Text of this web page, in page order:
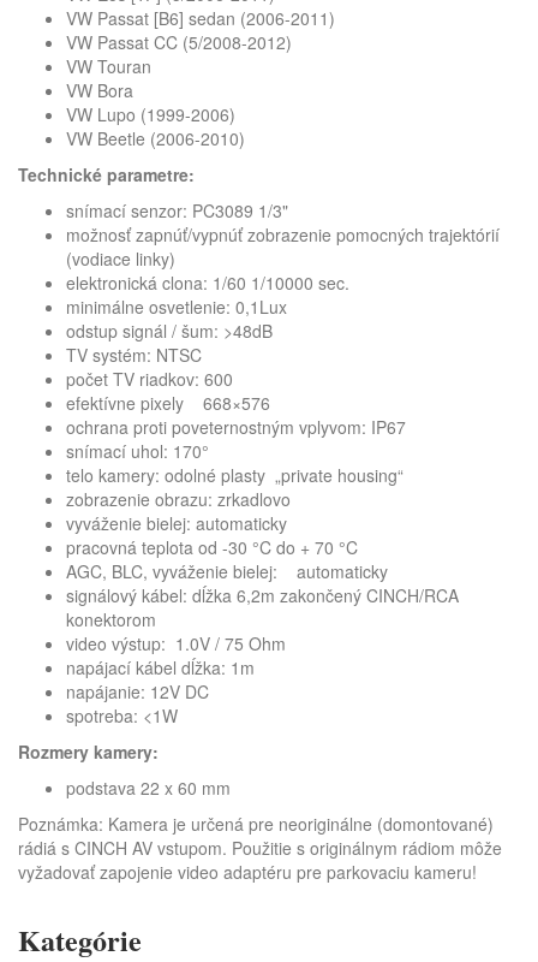
VW Passat [B6] sedan (2006-2011)
VW Passat CC (5/2008-2012)
VW Touran
VW Bora
VW Lupo (1999-2006)
VW Beetle (2006-2010)
Technické parametre:
snímací senzor: PC3089 1/3"
možnosť zapnúť/vypnúť zobrazenie pomocných trajektórií
(vodiace linky)
elektronická clona: 1/60 1/10000 sec.
minimálne osvetlenie: 0,1Lux
odstup signál / šum: >48dB
TV systém: NTSC
počet TV riadkov: 600
efektívne pixely 668×576
ochrana proti poveternostným vplyvom: IP67
snímací uhol: 170°
telo kamery: odolné plasty „private housing“
zobrazenie obrazu: zrkadlovo
vyváženie bielej: automaticky
pracovná teplota od -30 °C do + 70 °C
AGC, BLC, vyváženie bielej: automaticky
signálový kábel: dĺžka 6,2m zakončený CINCH/RCA
konektorom
video výstup: 1.0V / 75 Ohm
napájací kábel dĺžka: 1m
napájanie: 12V DC
spotreba: <1W
Rozmery kamery:
podstava 22 x 60 mm
Poznámka: Kamera je určená pre neoriginálne (domontované)
rádiá s CINCH AV vstupom. Použitie s originálnym rádiom môže
vyžadovať zapojenie video adaptéru pre parkovaciu kameru!
Kategórie